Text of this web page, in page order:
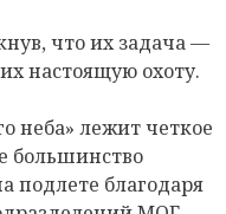
что их задача —
настоящую охоту.
неба» лежит четкое
большинство
подлете благодаря